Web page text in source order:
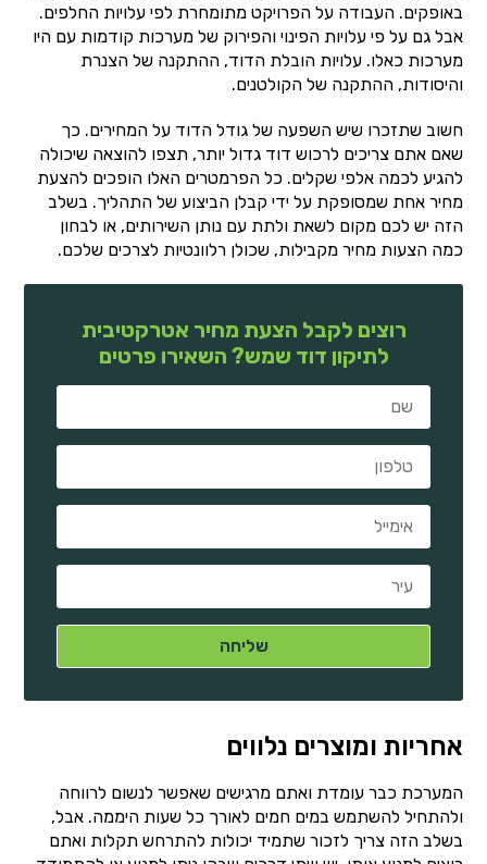
באופקים. העבודה על הפרויקט מתומחרת לפי עלויות החלפים.
אבל גם על פי עלויות הפינוי והפירוק של מערכות קודמות עם היו
מערכות כאלו. עלויות הובלת הדוד, ההתקנה של הצנרת
והיסודות, ההתקנה של הקולטנים.
חשוב שתזכרו שיש השפעה של גודל הדוד על המחירים. כך
שאם אתם צריכים לרכוש דוד גדול יותר, תצפו להוצאה שיכולה
להגיע לכמה אלפי שקלים. כל הפרמטרים האלו הופכים להצעת
מחיר אחת שמסופקת על ידי קבלן הביצוע של התהליך. בשלב
הזה יש לכם מקום לשאת ולתת עם נותן השירותים, או לבחון
כמה הצעות מחיר מקבילות, שכולן רלוונטיות לצרכים שלכם.
רוצים לקבל הצעת מחיר אטרקטיבית
לתיקון דוד שמש? השאירו פרטים
אחריות ומוצרים נלווים
המערכת כבר עומדת ואתם מרגישים שאפשר לנשום לרווחה
ולהתחיל להשתמש במים חמים לאורך כל שעות היממה. אבל,
בשלב הזה צריך לזכור שתמיד יכולות להתרחש תקלות ואתם